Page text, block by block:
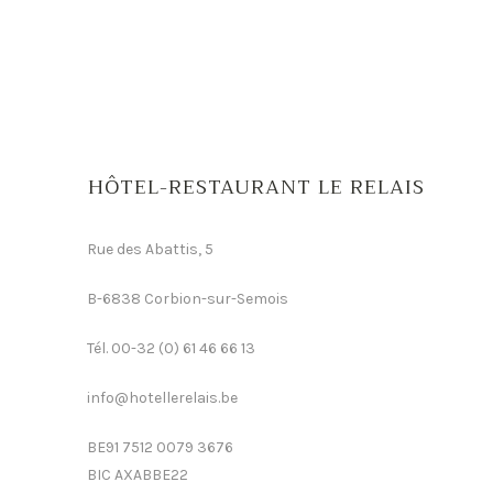
HÔTEL-RESTAURANT LE RELAIS
Rue des Abattis, 5
B-6838 Corbion-sur-Semois
Tél. 00-32 (0) 61 46 66 13
info@hotellerelais.be
BE91 7512 0079 3676
BIC AXABBE22